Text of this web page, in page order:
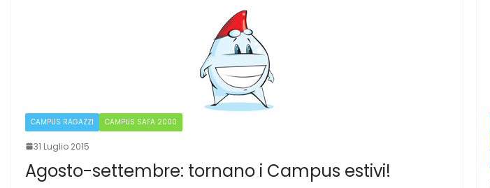
CAMPUS RAGAZZI CAMPUS SAFA 2000
31 Luglio 2015
Agosto-settembre: tornano i Campus estivi!